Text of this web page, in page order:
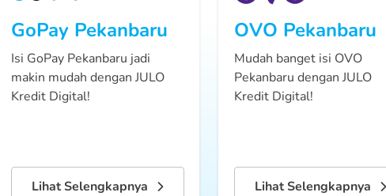
GoPay Pekanbaru
Isi GoPay Pekanbaru jadi
makin mudah dengan JULO
Kredit Digital!
Lihat Selengkapnya
OVO Pekanbaru
Mudah banget isi OVO
Pekanbaru dengan JULO
Kredit Digital!
Lihat Selengkapnya